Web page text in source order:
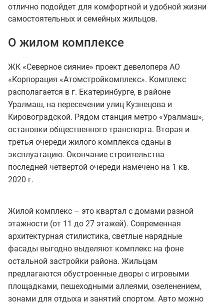
отлично подойдет для комфортной и удобной жизни
самостоятельных и семейных жильцов.
О жилом комплексе
ЖК «Северное сияние» проект девелопера АО
«Корпорация «Атомстройкомплекс». Комплекс
располагается в г. Екатеринбурге, в районе
Уралмаш, на пересечении улиц Кузнецова и
Кировоградской. Рядом станция метро «Уралмаш»,
остановки общественного транспорта. Вторая и
третья очереди жилого комплекса сданы в
эксплуатацию. Окончание строительства
последней четвертой очереди намечено на 1 кв.
2020 г.
Жилой комплекс – это квартал с домами разной
этажности (от 11 до 27 этажей). Современная
архитектурная стилистика, светлые нарядные
фасады выгодно выделяют комплекс на фоне
остальной застройки района. Жильцам
предлагаются обустроенные дворы с игровыми
площадками, пешеходными аллеями, озеленением,
зонами для отдыха и занятий спортом. Авто можно